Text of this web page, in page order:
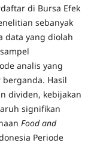
di Bursa Efek
sebanyak
data yang diolah
analis yang
Hasil
dividen, kebijakan
signifikan
Food and
Periode